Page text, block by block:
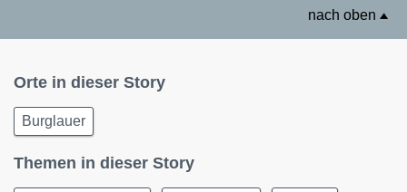
nach oben
Orte in dieser Story
Burglauer
Themen in dieser Story